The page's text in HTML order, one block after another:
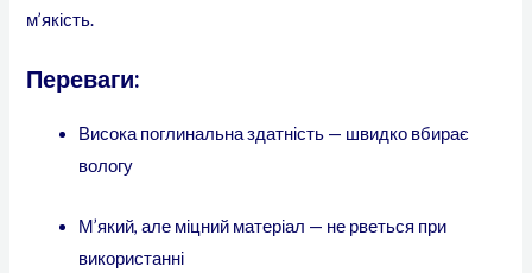
м’якість.
Переваги:
Висока поглинальна здатність — швидко вбирає
вологу
М’який, але міцний матеріал — не рветься при
використанні